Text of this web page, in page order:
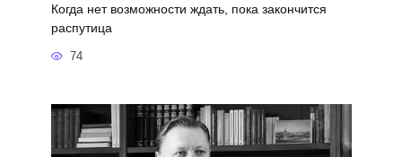
Когда нет возможности ждать, пока закончится
распутица
74